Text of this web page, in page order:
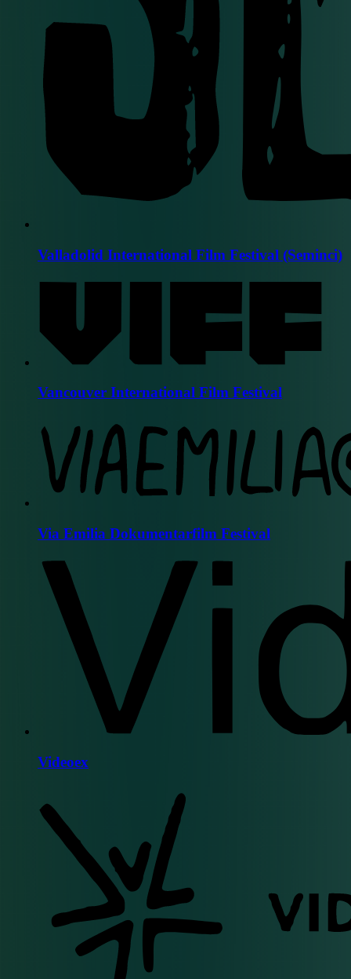
Valladolid International Film Festival (Seminci)
Vancouver International Film Festival
Via Emilia Dokumentarfilm Festival
Videoex